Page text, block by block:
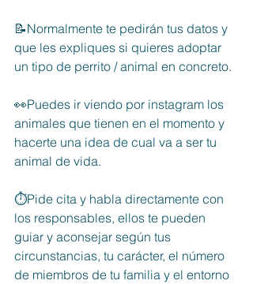
📝Normalmente te pedirán tus datos y
que les expliques si quieres adoptar
un tipo de perrito / animal en concreto.
👀Puedes ir viendo por instagram los
animales que tienen en el momento y
hacerte una idea de cual va a ser tu
animal de vida.
⏱Pide cita y habla directamente con
los responsables, ellos te pueden
guiar y aconsejar según tus
circunstancias, tu carácter, el número
de miembros de tu familia y el entorno